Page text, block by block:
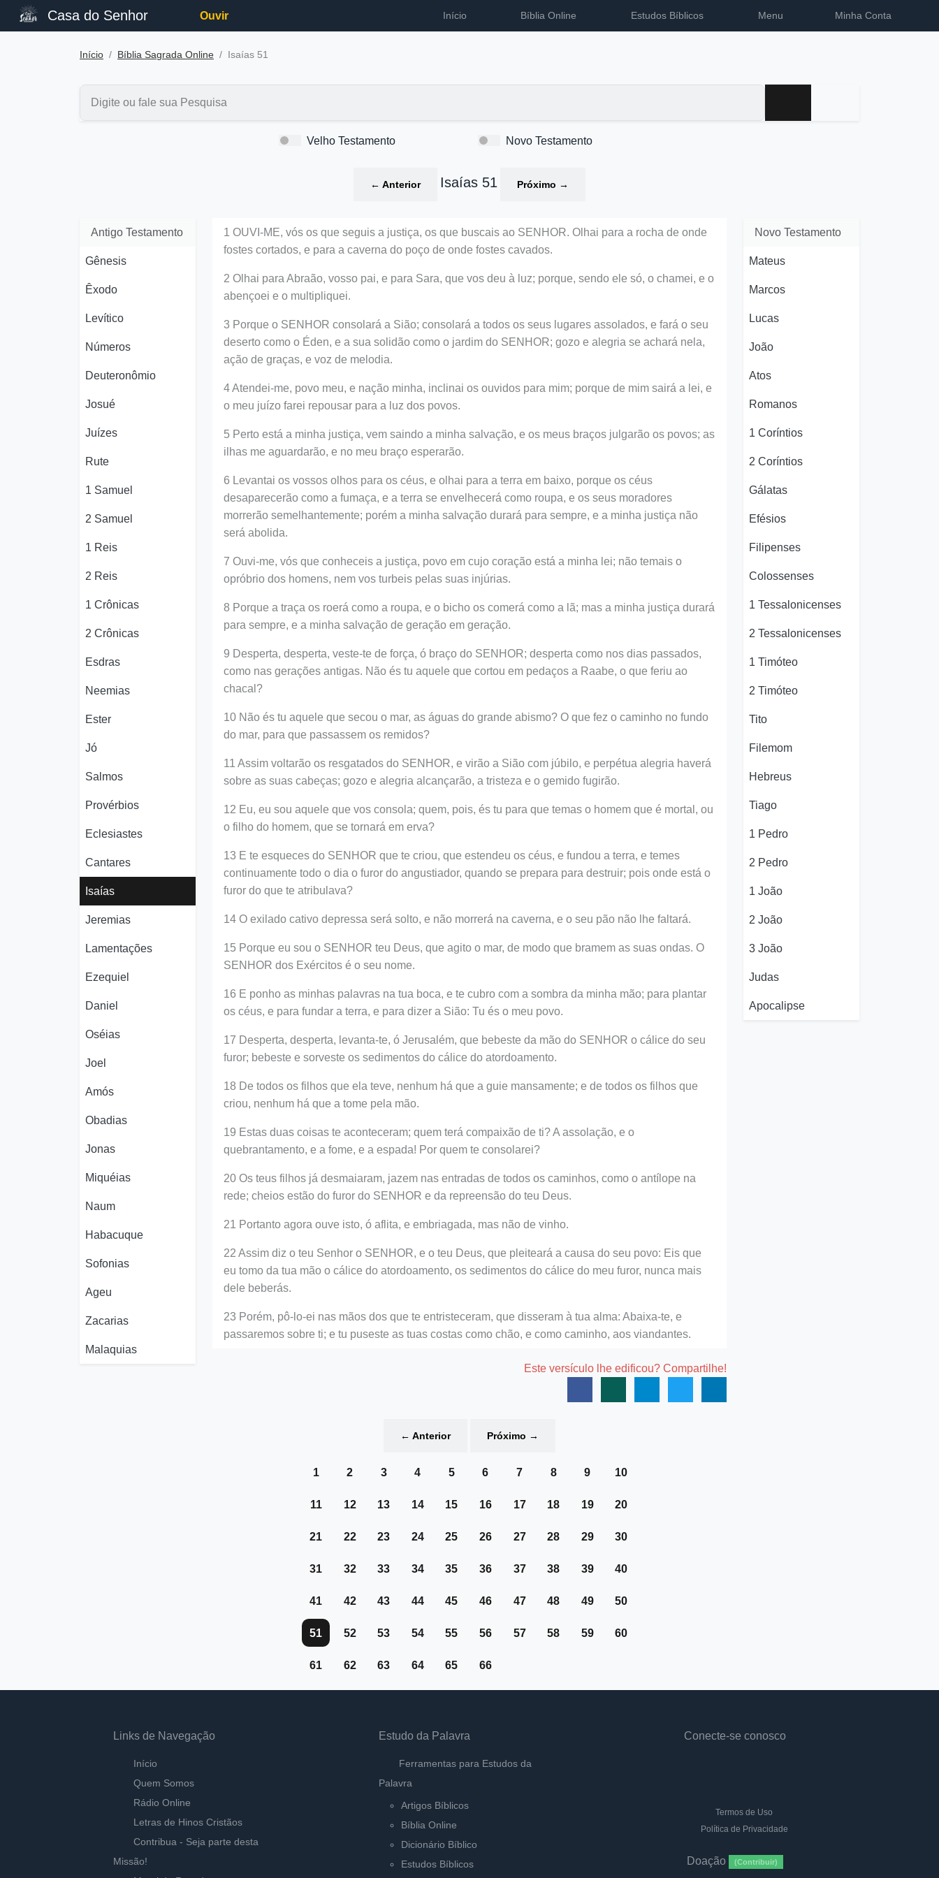
Casa do Senhor Ouvir Início Bíblia Online Estudos Bíblicos Menu Minha Conta
Início Bíblia Sagrada Online Isaías 51
Velho Testamento Novo Testamento
← Anterior Isaías 51 Próximo →
Antigo Testamento
Gênesis
Êxodo
Levítico
Números
Deuteronômio
Josué
Juízes
Rute
1 Samuel
2 Samuel
1 Reis
2 Reis
1 Crônicas
2 Crônicas
Esdras
Neemias
Ester
Jó
Salmos
Provérbios
Eclesiastes
Cantares
Isaías
Jeremias
Lamentações
Ezequiel
Daniel
Oséias
Joel
Amós
Obadias
Jonas
Miquéias
Naum
Habacuque
Sofonias
Ageu
Zacarias
Malaquias
1 OUVI-ME, vós os que seguis a justiça, os que buscais ao SENHOR. Olhai para a rocha de onde
fostes cortados, e para a caverna do poço de onde fostes cavados.
2 Olhai para Abraão, vosso pai, e para Sara, que vos deu à luz; porque, sendo ele só, o chamei, e o
abençoei e o multipliquei.
3 Porque o SENHOR consolará a Sião; consolará a todos os seus lugares assolados, e fará o seu
deserto como o Éden, e a sua solidão como o jardim do SENHOR; gozo e alegria se achará nela,
ação de graças, e voz de melodia.
4 Atendei-me, povo meu, e nação minha, inclinai os ouvidos para mim; porque de mim sairá a lei, e
o meu juízo farei repousar para a luz dos povos.
5 Perto está a minha justiça, vem saindo a minha salvação, e os meus braços julgarão os povos; as
ilhas me aguardarão, e no meu braço esperarão.
6 Levantai os vossos olhos para os céus, e olhai para a terra em baixo, porque os céus
desaparecerão como a fumaça, e a terra se envelhecerá como roupa, e os seus moradores
morrerão semelhantemente; porém a minha salvação durará para sempre, e a minha justiça não
será abolida.
7 Ouvi-me, vós que conheceis a justiça, povo em cujo coração está a minha lei; não temais o
opróbrio dos homens, nem vos turbeis pelas suas injúrias.
8 Porque a traça os roerá como a roupa, e o bicho os comerá como a lã; mas a minha justiça durará
para sempre, e a minha salvação de geração em geração.
9 Desperta, desperta, veste-te de força, ó braço do SENHOR; desperta como nos dias passados,
como nas gerações antigas. Não és tu aquele que cortou em pedaços a Raabe, o que feriu ao
chacal?
10 Não és tu aquele que secou o mar, as águas do grande abismo? O que fez o caminho no fundo
do mar, para que passassem os remidos?
11 Assim voltarão os resgatados do SENHOR, e virão a Sião com júbilo, e perpétua alegria haverá
sobre as suas cabeças; gozo e alegria alcançarão, a tristeza e o gemido fugirão.
12 Eu, eu sou aquele que vos consola; quem, pois, és tu para que temas o homem que é mortal, ou
o filho do homem, que se tornará em erva?
13 E te esqueces do SENHOR que te criou, que estendeu os céus, e fundou a terra, e temes
continuamente todo o dia o furor do angustiador, quando se prepara para destruir; pois onde está o
furor do que te atribulava?
14 O exilado cativo depressa será solto, e não morrerá na caverna, e o seu pão não lhe faltará.
15 Porque eu sou o SENHOR teu Deus, que agito o mar, de modo que bramem as suas ondas. O
SENHOR dos Exércitos é o seu nome.
16 E ponho as minhas palavras na tua boca, e te cubro com a sombra da minha mão; para plantar
os céus, e para fundar a terra, e para dizer a Sião: Tu és o meu povo.
17 Desperta, desperta, levanta-te, ó Jerusalém, que bebeste da mão do SENHOR o cálice do seu
furor; bebeste e sorveste os sedimentos do cálice do atordoamento.
18 De todos os filhos que ela teve, nenhum há que a guie mansamente; e de todos os filhos que
criou, nenhum há que a tome pela mão.
19 Estas duas coisas te aconteceram; quem terá compaixão de ti? A assolação, e o
quebrantamento, e a fome, e a espada! Por quem te consolarei?
20 Os teus filhos já desmaiaram, jazem nas entradas de todos os caminhos, como o antílope na
rede; cheios estão do furor do SENHOR e da repreensão do teu Deus.
21 Portanto agora ouve isto, ó aflita, e embriagada, mas não de vinho.
22 Assim diz o teu Senhor o SENHOR, e o teu Deus, que pleiteará a causa do seu povo: Eis que
eu tomo da tua mão o cálice do atordoamento, os sedimentos do cálice do meu furor, nunca mais
dele beberás.
23 Porém, pô-lo-ei nas mãos dos que te entristeceram, que disseram à tua alma: Abaixa-te, e
passaremos sobre ti; e tu puseste as tuas costas como chão, e como caminho, aos viandantes.
Este versículo lhe edificou? Compartilhe!
← Anterior Próximo →
1 2 3 4 5 6 7 8 9 10
11 12 13 14 15 16 17 18 19 20
21 22 23 24 25 26 27 28 29 30
31 32 33 34 35 36 37 38 39 40
41 42 43 44 45 46 47 48 49 50
51 52 53 54 55 56 57 58 59 60
61 62 63 64 65 66
Novo Testamento
Mateus
Marcos
Lucas
João
Atos
Romanos
1 Coríntios
2 Coríntios
Gálatas
Efésios
Filipenses
Colossenses
1 Tessalonicenses
2 Tessalonicenses
1 Timóteo
2 Timóteo
Tito
Filemom
Hebreus
Tiago
1 Pedro
2 Pedro
1 João
2 João
3 João
Judas
Apocalipse
Links de Navegação
Início
Quem Somos
Rádio Online
Letras de Hinos Cristãos
Contribua - Seja parte desta
Missão!
Estudo da Palavra
Ferramentas para Estudos da
Palavra
Artigos Bíblicos
Bíblia Online
Dicionário Bíblico
Estudos Bíblicos
Conecte-se conosco
Termos de Uso
Política de Privacidade
Doação (Contribuir)